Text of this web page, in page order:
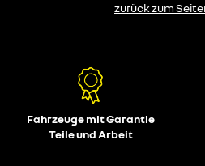
zurück zum
Fahrzeuge mit Garantie
Teile und Arbeit